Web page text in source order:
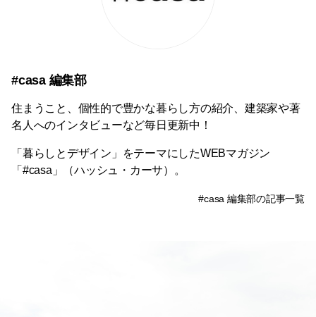
#casa 編集部
住まうこと、個性的で豊かな暮らし方の紹介、建築家や著
名人へのインタビューなど毎日更新中！
「暮らしとデザイン」をテーマにしたWEBマガジン
「#casa」（ハッシュ・カーサ）。
#casa 編集部の記事一覧